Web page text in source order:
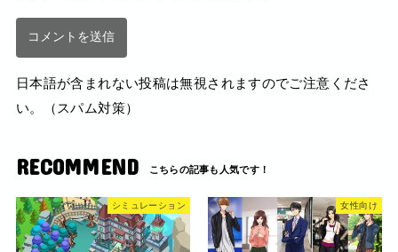
日本語が含まれない投稿は無視されますのでご注意くださ
い。（スパム対策）
RECOMMEND
シミュレーション 女性向け